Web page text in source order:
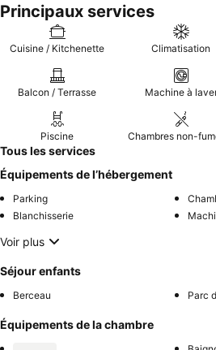
Principaux services
Cuisine / Kitchenette Climatisation
Balcon / Terrasse Machine à
Piscine Chambres non-
Tous les services
Équipements de l’hébergement
Parking
Blanchisserie
Voir plus
Séjour enfants
Berceau Parc
Équipements de la chambre